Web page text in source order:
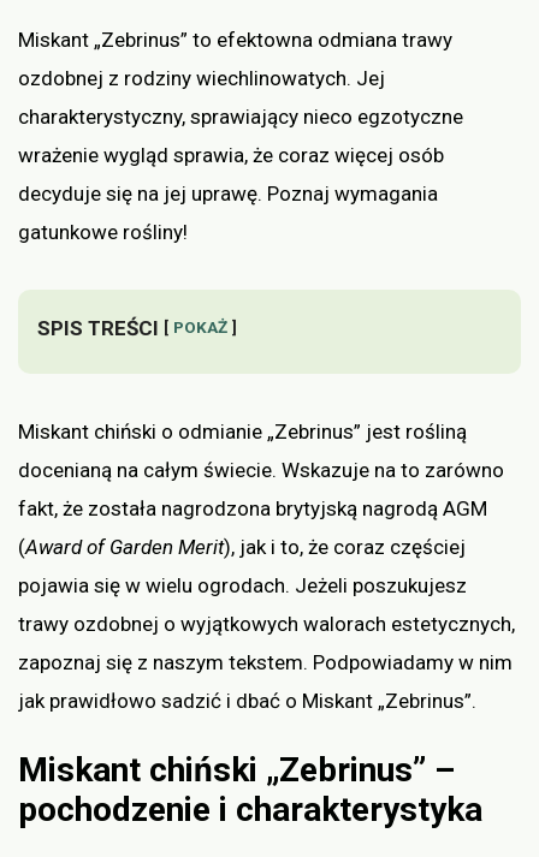
Miskant „Zebrinus” to efektowna odmiana trawy
ozdobnej z rodziny wiechlinowatych. Jej
charakterystyczny, sprawiający nieco egzotyczne
wrażenie wygląd sprawia, że coraz więcej osób
decyduje się na jej uprawę. Poznaj wymagania
gatunkowe rośliny!
SPIS TREŚCI POKAŻ
Miskant chiński o odmianie „Zebrinus” jest rośliną
docenianą na całym świecie. Wskazuje na to zarówno
fakt, że została nagrodzona brytyjską nagrodą AGM
(Award of Garden Merit), jak i to, że coraz częściej
pojawia się w wielu ogrodach. Jeżeli poszukujesz
trawy ozdobnej o wyjątkowych walorach estetycznych,
zapoznaj się z naszym tekstem. Podpowiadamy w nim
jak prawidłowo sadzić i dbać o Miskant „Zebrinus”.
Miskant chiński „Zebrinus” –
pochodzenie i charakterystyka